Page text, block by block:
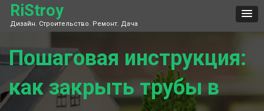
Skip
content
RiStroy
Дизайн. Строительство. Ремонт. Дача
Пошаговая инструкция:
как закрыть трубы в